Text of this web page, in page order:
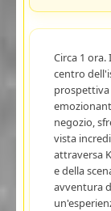
Circa 1
centro
negozio,
vista
attraversa
e della
avventura